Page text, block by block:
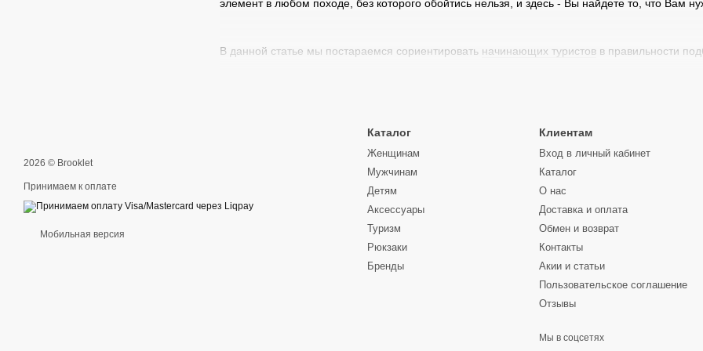
элемент в любом походе, без которого обойтись нельзя, и здесь - Вы найдете то, что Вам
В данной статье мы постараемся сориентировать начинающих туристов в правильности
вопрос, которому необходимо уделить “нужное” количество времени.
Виды туристических
В зависимости от конструкции, рюкзаки
легкие и мягкие (не имеющие каркаса) - пригодятся на короткий поход; ценовая
непромокаемой ткани, у них отсутствуют острые и выступающие элементы, - для
2026 © Brooklet
Принимаем к оплате
Мобильная версия
Каталог
Женщинам
Мужчинам
Детям
Аксессуары
Туризм
Рюкзаки
Бренды
Клиентам
Вход в личный кабинет
Каталог
О нас
Доставка и оплата
Обмен и возврат
Контакты
Акии и статьи
Пользовательское соглашение
Отзывы
Мы в соцсетях